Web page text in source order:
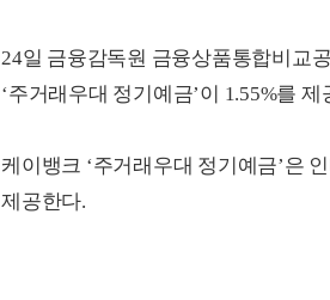
24일 금융감독원 금융상품통합비교
‘주거래우대 정기예금’이 1.55%를
케이뱅크 ‘주거래우대 정기예금’은
제공한다.